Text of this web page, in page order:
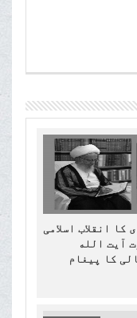
انقلاب اسلامی
آیت الله
کا پیغام